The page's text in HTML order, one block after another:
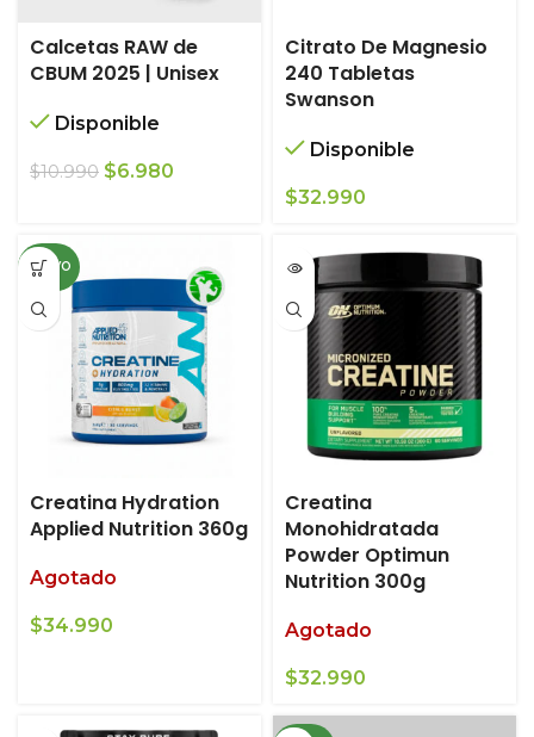
Calcetas RAW de
CBUM 2025 | Unisex
Disponible
$10.990 El
$10.990.
$6.980
$6.980.
Citrato De Magnesio
240 Tabletas
Swanson
Disponible
$32.990
NUEVO
Creatina Hydration
Applied Nutrition 360g
Agotado
$34.990
Creatina
Monohidratada
Powder Optimun
Nutrition 300g
Agotado
$32.990